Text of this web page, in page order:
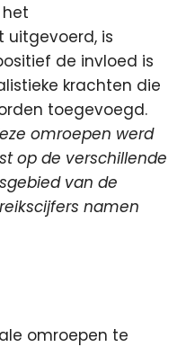
uitgevoerd, is
de invloed is
krachten die
toegevoegd.
omroepen werd
op de verschillende
van de
namen
omroepen te